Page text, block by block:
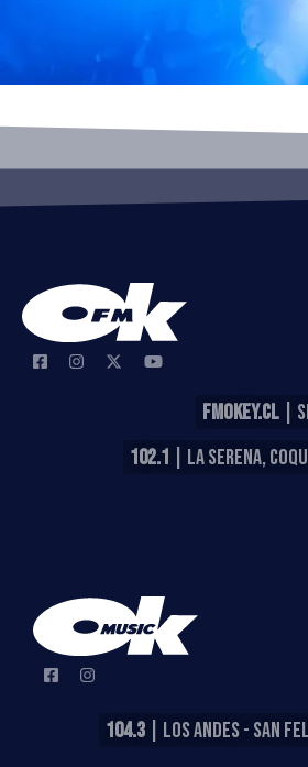
FMOKEY.CL |
102.1 | LA SERENA,
104.3 | LOS ANDES - SAN